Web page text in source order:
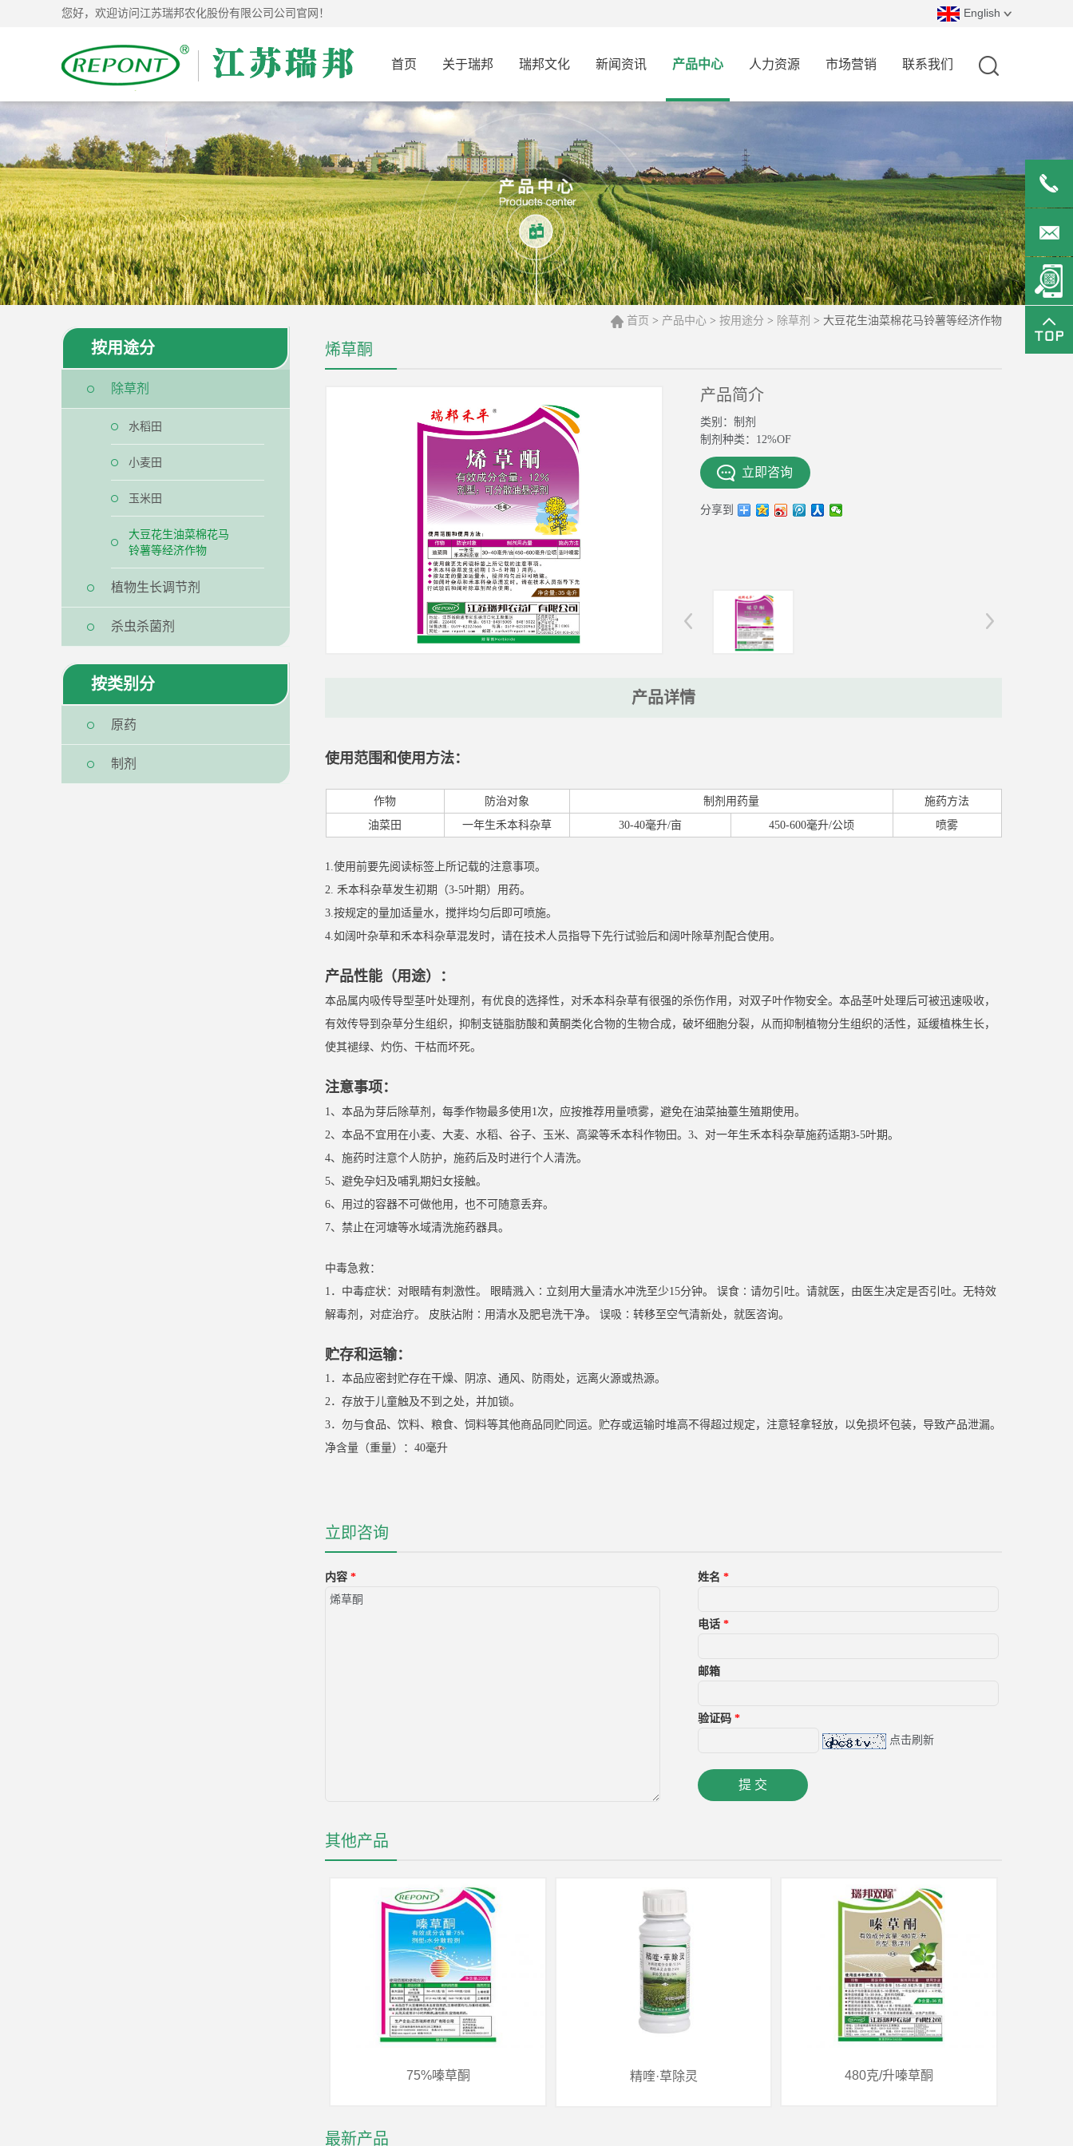
您好，欢迎访问江苏瑞邦农化股份有限公司公司官网！ English
首页 关于瑞邦 瑞邦文化 新闻资讯 产品中心 人力资源 市场营销 联系我们
按用途分
除草剂
水稻田
小麦田
玉米田
大豆花生油菜棉花马
铃薯等经济作物
植物生长调节剂
杀虫杀菌剂
按类别分
原药
制剂
首页 > 产品中心 >按用途分 > 除草剂 > 大豆花生油菜棉花马铃薯等经济作物
烯草酮
产品简介
类别：制剂
制剂种类：12%OF
立即咨询
分享到
产品详情
使用范围和使用方法：
作物 防治对象 制剂用药量
施药方法
油菜田
一年生禾本科杂草 30-40毫升/亩 450-600毫升/公顷 喷雾
1.使用前要先阅读标签上所记载的注意事项。
2. 禾本科杂草发生初期（3-5叶期）用药。
3.按规定的量加适量水，搅拌均匀后即可喷施。
4.如阔叶杂草和禾本科杂草混发时，请在技术人员指导下先行试验后和阔叶除草剂配合使用。
产品性能（用途）：
本品属内吸传导型茎叶处理剂，有优良的选择性，对禾本科杂草有很强的杀伤作用，对双子叶作物安全。本品茎叶处理后可被迅速吸收，
有效传导到杂草分生组织，抑制支链脂肪酸和黄酮类化合物的生物合成，破坏细胞分裂，从而抑制植物分生组织的活性，延缓植株生长，
使其褪绿、灼伤、干枯而坏死。
注意事项：
1、本品为芽后除草剂，每季作物最多使用1次，应按推荐用量喷雾，避免在油菜抽薹生殖期使用。
2、本品不宜用在小麦、大麦、水稻、谷子、玉米、高粱等禾本科作物田。3、对一年生禾本科杂草施药适期3-5叶期。
4、施药时注意个人防护，施药后及时进行个人清洗。
5、避免孕妇及哺乳期妇女接触。
6、用过的容器不可做他用，也不可随意丢弃。
7、禁止在河塘等水域清洗施药器具。
中毒急救：
1．中毒症状：对眼睛有刺激性。 眼睛溅入∶立刻用大量清水冲洗至少15分钟。 误食∶请勿引吐。请就医，由医生决定是否引吐。无特效
解毒剂，对症治疗。 皮肤沾附∶用清水及肥皂洗干净。 误吸∶转移至空气清新处，就医咨询。
贮存和运输：
1．本品应密封贮存在干燥、阴凉、通风、防雨处，远离火源或热源。
2．存放于儿童触及不到之处，并加锁。
3．勿与食品、饮料、粮食、饲料等其他商品同贮同运。贮存或运输时堆高不得超过规定，注意轻拿轻放，以免损坏包装，导致产品泄漏。
净含量（重量）：40毫升
立即咨询
内容* 姓名 *
电话 *
邮箱
验证码 *
点击刷新
其他产品
75%嗪草酮 精喹·草除灵 480克/升嗪草酮
最新产品
0519-
82327666